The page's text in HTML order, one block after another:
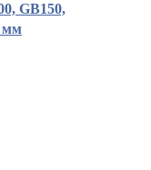
GB150,
мм